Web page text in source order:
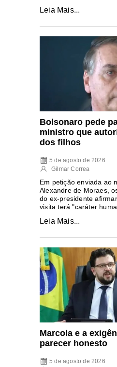
Leia Mais...
Bolsonaro pede
ministro que
dos filhos
5 de agosto de 2026
Gilmar Correa
Em petição enviada ao
Alexandre de Moraes,
do ex-presidente
visita terá "caráter
Leia Mais...
Marcola e a
parecer honesto
5 de agosto de 2026